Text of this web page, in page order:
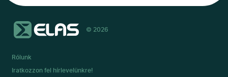
© 2026
Rólunk
Iratkozzon fel hírlevelünkre!